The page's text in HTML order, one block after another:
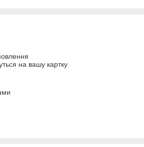
на вашу картку